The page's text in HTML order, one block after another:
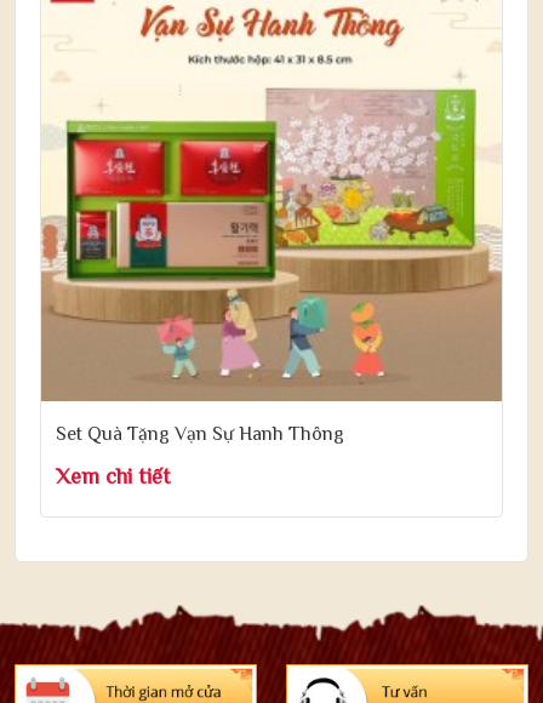
Set Quà Tặng Vạn Sự Hanh Thông
Xem chi tiết